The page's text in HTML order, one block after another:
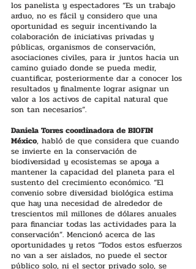
los panelista y espectadores “Es un trabajo
arduo, no es fácil y considero que una
oportunidad es seguir incentivando la
colaboración de iniciativas privadas y
públicas, organismos de conservación,
asociaciones civiles, para ir juntos hacia un
camino guiado donde se pueda medir,
cuantificar, posteriormente dar a conocer los
resultados y finalmente lograr asignar un
valor a los activos de capital natural que
son tan necesarios”.
Daniela Torres coordinadora de BIOFIN
México, habló de que considera que cuando
se invierte en la conservación de
biodiversidad y ecosistemas se apoya a
mantener la capacidad del planeta para el
sustento del crecimiento económico. “El
convenio sobre diversidad biológica estima
que hay una necesidad de alrededor de
trescientos mil millones de dólares anuales
para financiar todas las actividades para la
conservación”. Mencionó acerca de las
oportunidades y retos “Todos estos esfuerzos
no van a ser aislados, no puede el sector
público solo, ni el sector privado solo, se